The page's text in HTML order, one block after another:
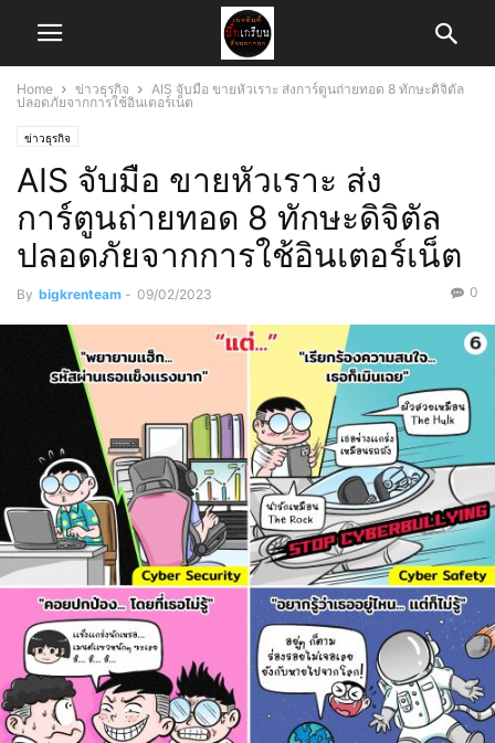
Home ข่าวธุรกิจ
AIS จับมือ ขายหัวเราะ ส่งการ์ตูนถ่ายทอด 8 ทักษะดิจิตัล
ปลอดภัยจากการใช้อินเตอร์เน็ต
ข่าวธุรกิจ
AIS จับมือ ขายหัวเราะ ส่ง
การ์ตูนถ่ายทอด 8 ทักษะดิจิตัล
ปลอดภัยจากการใช้อินเตอร์เน็ต
By bigkrenteam - 09/02/2023 0